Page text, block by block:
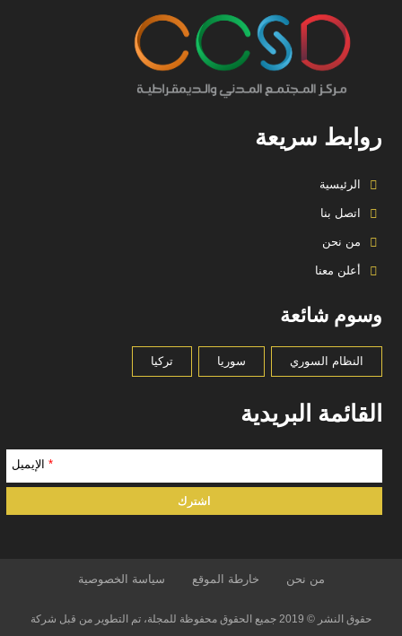
روابط سريعة
الرئيسية
اتصل بنا
من نحن
أعلن معنا
وسوم شائعة
النظام السوري سوريا تركيا
القائمة البريدية
* الإيميل
من نحن خارطة الموقع سياسة الخصوصية
حقوق النشر © 2019 جميع الحقوق محفوظة للمجلة، تم التطوير من قبل شركة